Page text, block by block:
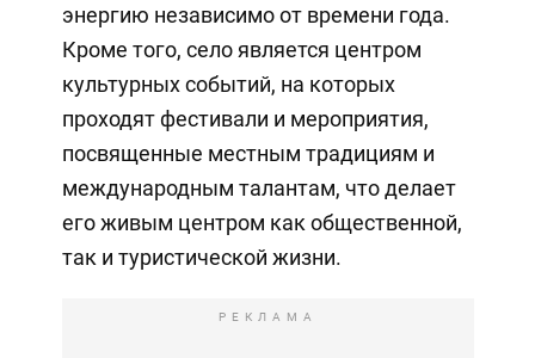
энергию независимо от времени года.
Кроме того, село является центром
культурных событий, на которых
проходят фестивали и мероприятия,
посвященные местным традициям и
международным талантам, что делает
его живым центром как общественной,
так и туристической жизни.
РЕКЛАМА